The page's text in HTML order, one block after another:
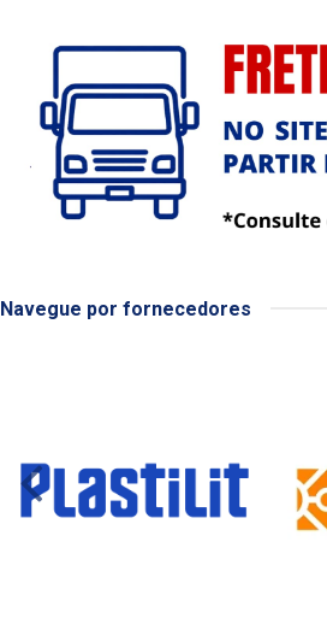
Navegue por fornecedores